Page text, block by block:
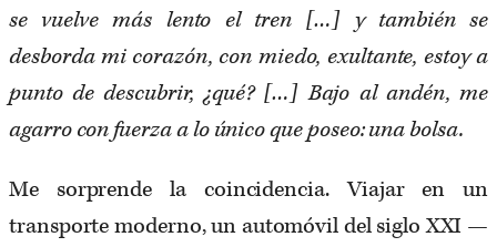
se vuelve más lento el tren […] y también se
desborda mi corazón, con miedo, exultante, estoy a
punto de descubrir, ¿qué? […] Bajo al andén, me
agarro con fuerza a lo único que poseo: una bolsa.
Me sorprende la coincidencia. Viajar en un
transporte moderno, un automóvil del siglo XXI —